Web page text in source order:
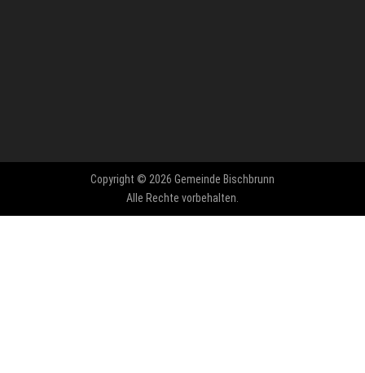
Copyright © 2026 Gemeinde Bischbrunn
Alle Rechte vorbehalten.